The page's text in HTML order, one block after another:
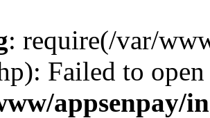
: require(/var/
Failed to
appsenpay/